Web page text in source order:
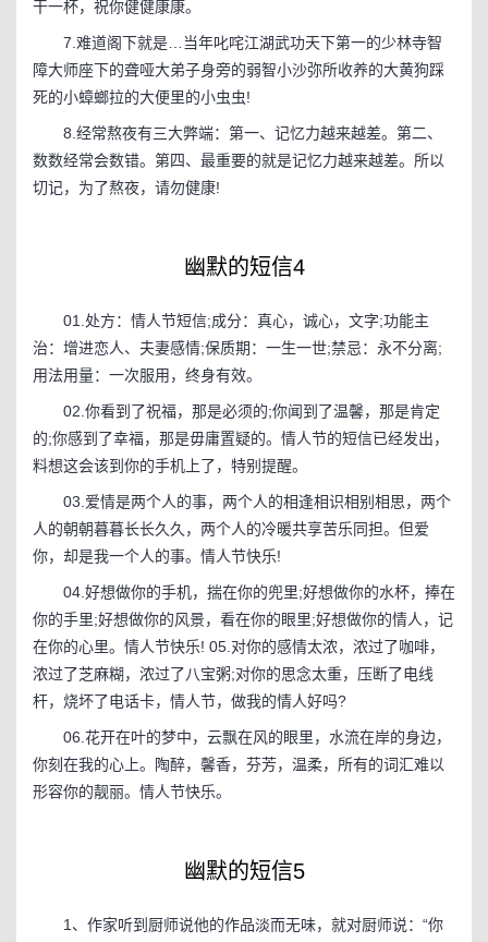
干一杯，祝你健健康康。
7.难道阁下就是…当年叱咤江湖武功天下第一的少林寺智
障大师座下的聋哑大弟子身旁的弱智小沙弥所收养的大黄狗踩
死的小蟑螂拉的大便里的小虫虫!
8.经常熬夜有三大弊端：第一、记忆力越来越差。第二、
数数经常会数错。第四、最重要的就是记忆力越来越差。所以
切记，为了熬夜，请勿健康!
幽默的短信4
01.处方：情人节短信;成分：真心，诚心，文字;功能主
治：增进恋人、夫妻感情;保质期：一生一世;禁忌：永不分离;
用法用量：一次服用，终身有效。
02.你看到了祝福，那是必须的;你闻到了温馨，那是肯定
的;你感到了幸福，那是毋庸置疑的。情人节的短信已经发出，
料想这会该到你的手机上了，特别提醒。
03.爱情是两个人的事，两个人的相逢相识相别相思，两个
人的朝朝暮暮长长久久，两个人的冷暖共享苦乐同担。但爱
你，却是我一个人的事。情人节快乐!
04.好想做你的手机，揣在你的兜里;好想做你的水杯，捧在
你的手里;好想做你的风景，看在你的眼里;好想做你的情人，记
在你的心里。情人节快乐! 05.对你的感情太浓，浓过了咖啡，
浓过了芝麻糊，浓过了八宝粥;对你的思念太重，压断了电线
杆，烧坏了电话卡，情人节，做我的情人好吗?
06.花开在叶的梦中，云飘在风的眼里，水流在岸的身边，
你刻在我的心上。陶醉，馨香，芬芳，温柔，所有的词汇难以
形容你的靓丽。情人节快乐。
幽默的短信5
1、作家听到厨师说他的作品淡而无味，就对厨师说：“你